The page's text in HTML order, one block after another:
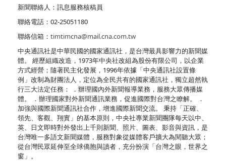
新聞聯絡人：訊息服務核稿員
聯絡電話：02-25051180
聯絡信箱： timtimcna@mail.cna.com.tw
中央通訊社是中華民國的國家通訊社，是台灣最具影響力的新聞媒
體。 經歷組織改造，1973年中央社改組為股份有限公司，以企業
方式經營；隨著民主化發展，1996年依據「中央通訊社設置條
例」改制為財團法人，定位為全民共有的國家通訊社，獨立超然執
行三大法定任務： ．辦理國內外新聞報導業務，服務大眾傳播媒
體。 ．辦理國家對外新聞通訊業務，促進國際對台灣之瞭解。 ．
加強與國際新聞通訊社合作，增進國際新聞交流。 秉持「正確、
領先、客觀、翔實」的基本原則，中央社專業新聞團隊每天以中、
英、日文即時對外發出上千則新聞、照片、圖表、影音與資訊，是
台灣唯一多語文新聞媒體，服務對象從媒體客戶擴大為閱聽大眾；
從台灣民眾延伸至全球僑胞與讀者，充分扮演「台灣之眼，世界之
窗」。